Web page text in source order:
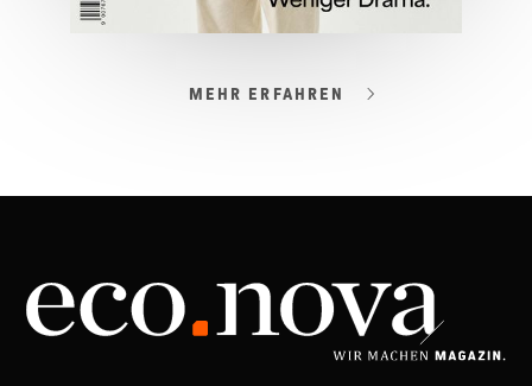
03/2026
JETZT BESTELLEN
MEHR ERFAHREN